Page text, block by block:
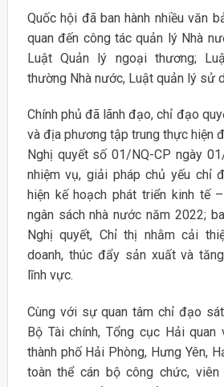
Quốc hội đã ban hành nhiều văn
quan đến công tác quản lý Nhà
Luật Quản lý ngoại thương;
thường Nhà nước, Luật quản lý sử
Chính phủ đã lãnh đạo, chỉ đạo
và địa phương tập trung thực hiện
Nghị quyết số 01/NQ-CP ngày
nhiệm vụ, giải pháp chủ yếu chỉ
hiện kế hoạch phát triển kinh tế
ngân sách nhà nước năm 2022;
Nghị quyết, Chỉ thị nhằm cải
doanh, thúc đẩy sản xuất và
lĩnh vực.
Cùng với sự quan tâm chỉ đạo
Bộ Tài chính, Tổng cục Hải quan
thành phố Hải Phòng, Hưng Yên,
toàn thể cán bộ công chức,